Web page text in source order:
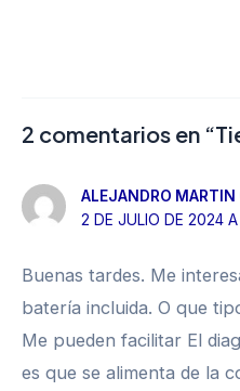
2 comentarios en
ALEJANDRO MARTIN
2 DE JULIO DE 2024
Buenas tardes. Me
batería incluida. O que
Me pueden facilitar El
es que se alimenta de la